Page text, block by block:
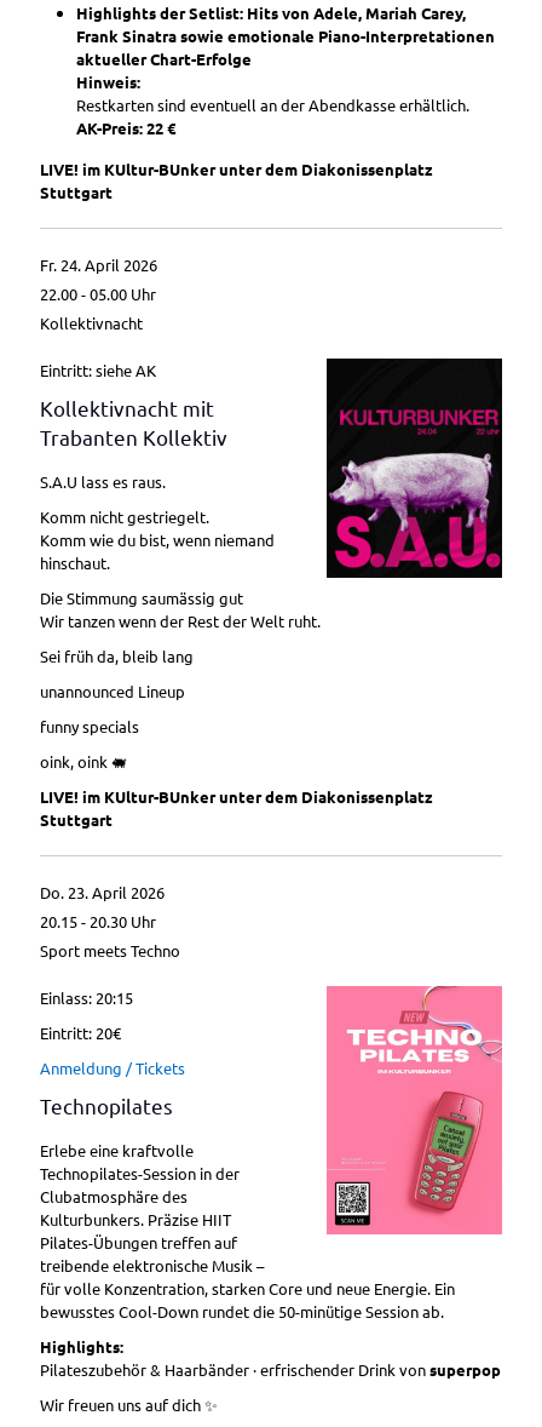
Highlights der Setlist: Hits von Adele,Mariah Carey,
Frank Sinatra sowie emotionale Piano-Interpretationen
aktueller Chart-Erfolge
Hinweis:
Restkarten sind eventuell an der Abendkasse erhältlich.
AK-Preis: 22 €
LIVE! im KUltur-BUnker unter dem Diakonissenplatz
Stuttgart
Fr. 24. April 2026
22.00 - 05.00 Uhr
Kollektivnacht
Eintritt: siehe AK
Kollektivnacht mit
Trabanten Kollektiv
S.A.U lass es raus.
Komm nicht gestriegelt.
Komm wie du bist, wenn niemand
hinschaut.
Die Stimmung saumässig gut
Wir tanzen wenn der Rest der Welt ruht.
Sei früh da, bleib lang
unannounced Lineup
funny specials
oink, oink 🐖
LIVE! im KUltur-BUnker unter dem Diakonissenplatz
Stuttgart
Do. 23. April 2026
20.15 - 20.30 Uhr
Sport meets Techno
Einlass: 20:15
Eintritt: 20€
Anmeldung / Tickets
Technopilates
Erlebe eine kraftvolle
Technopilates-Session in der
Clubatmosphäre des
Kulturbunkers. Präzise HIIT
Pilates-Übungen treffen auf
treibende elektronische Musik –
für volle Konzentration, starken Core und neue Energie. Ein
bewusstes Cool-Down rundet die 50-minütige Session ab.
Highlights:
Pilateszubehör & Haarbänder · erfrischender Drink vonsuperpop
Wir freuen uns auf dich ✨